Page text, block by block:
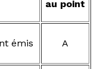
au point
émis A